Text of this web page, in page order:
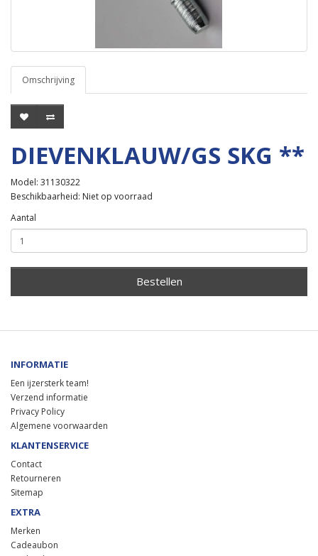
Omschrijving
DIEVENKLAUW/GS SKG **
Model: 31130322
Beschikbaarheid: Niet op voorraad
Aantal
Bestellen
INFORMATIE
Een ijzersterk team!
Verzend informatie
Privacy Policy
Algemene voorwaarden
KLANTENSERVICE
Contact
Retourneren
Sitemap
EXTRA
Merken
Cadeaubon